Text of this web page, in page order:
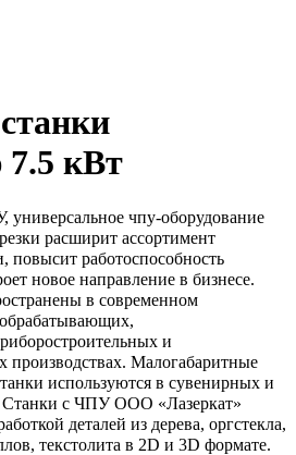
кВт
чпу-оборудование
расширит ассортимент
повысит работоспособность
новое направление в бизнесе.
в современном
и
производствах. Малогабаритные
используются в сувенирных и
Станки с ЧПУ ООО «Лазеркат»
деталей из дерева, оргстекла,
текстолита в 2D и 3D формате.